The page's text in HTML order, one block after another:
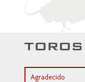
Agradecido